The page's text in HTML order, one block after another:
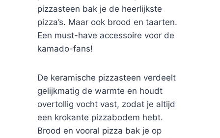
pizzasteen bak je de heerlijkste
pizza’s. Maar ook brood en taarten.
Een must-have accessoire voor de
kamado-fans!
De keramische pizzasteen verdeelt
gelijkmatig de warmte en houdt
overtollig vocht vast, zodat je altijd
een krokante pizzabodem hebt.
Brood en vooral pizza bak je op